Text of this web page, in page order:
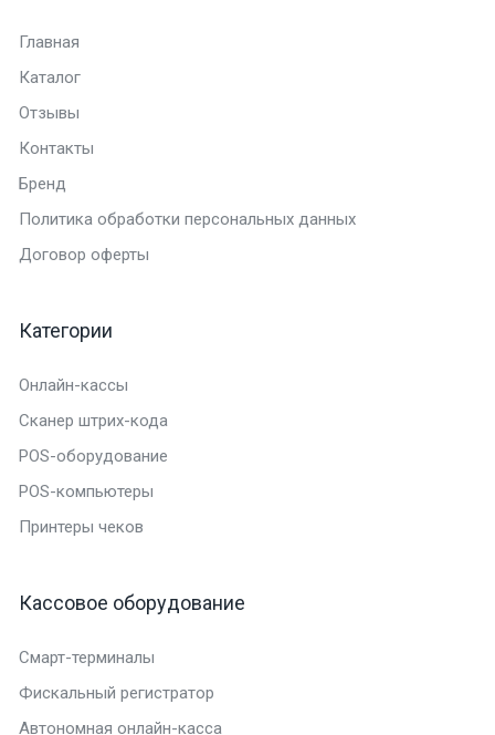
Главная
Каталог
Отзывы
Контакты
Бренд
Политика обработки персональных данных
Договор оферты
Категории
Онлайн-кассы
Сканер штрих-кода
POS-оборудование
POS-компьютеры
Принтеры чеков
Кассовое оборудование
Смарт-терминалы
Фискальный регистратор
Автономная онлайн-касса